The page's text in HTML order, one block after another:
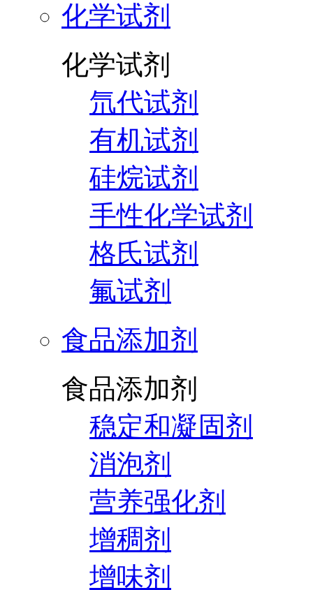
化学试剂
化学试剂
氘代试剂
有机试剂
硅烷试剂
手性化学试剂
格氏试剂
氟试剂
食品添加剂
食品添加剂
稳定和凝固剂
消泡剂
营养强化剂
增稠剂
增味剂